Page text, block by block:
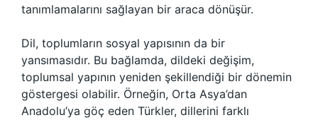
tanımlamalarını sağlayan bir araca dönüşür.
Dil, toplumların sosyal yapısının da bir
yansımasıdır. Bu bağlamda, dildeki değişim,
toplumsal yapının yeniden şekillendiği bir dönemin
göstergesi olabilir. Örneğin, Orta Asya’dan
Anadolu’ya göç eden Türkler, dillerini farklı